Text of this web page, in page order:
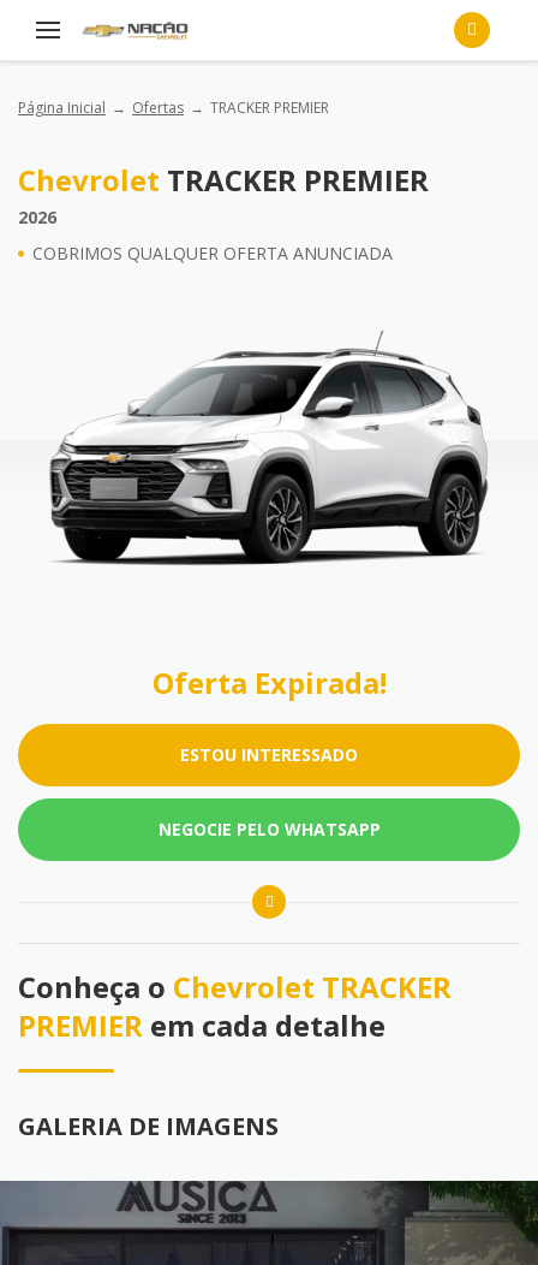
Página Inicial Ofertas TRACKER PREMIER
Chevrolet TRACKER PREMIER
2026
COBRIMOS QUALQUER OFERTA ANUNCIADA
Oferta Expirada!
ESTOU INTERESSADO
NEGOCIE PELO WHATSAPP
Conheça o Chevrolet TRACKER
PREMIER em cada detalhe
GALERIA DE IMAGENS